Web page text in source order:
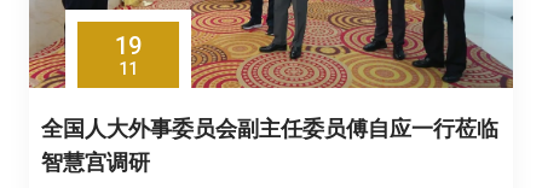
19
11
全国人大外事委员会副主任委员傅自应一行莅临
智慧宫调研